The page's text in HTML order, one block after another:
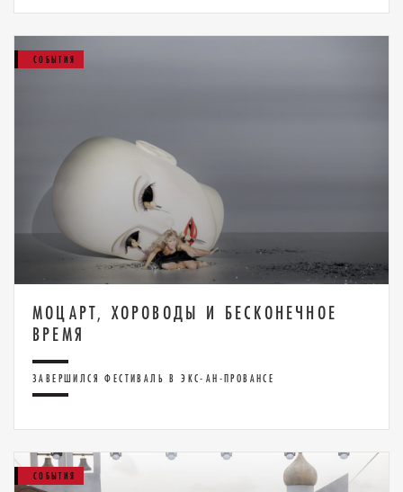
СОБЫТИЯ
МОЦАРТ, ХОРОВОДЫ И БЕСКОНЕЧНОЕ
ВРЕМЯ
ЗАВЕРШИЛСЯ ФЕСТИВАЛЬ В ЭКС-АН-ПРОВАНСЕ
СОБЫТИЯ